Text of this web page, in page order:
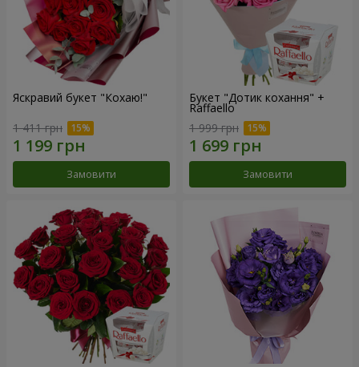
Яскравий букет "Кохаю!"
1 411 грн
Замовити
Букет "Дотик кохання" +
Raffaello
1 999 грн
Замовити